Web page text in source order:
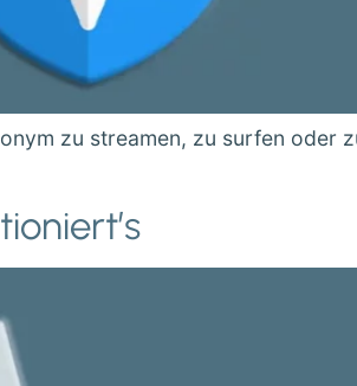
zu streamen, zu surfen oder